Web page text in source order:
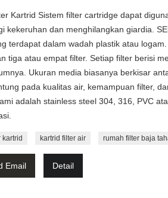
Kartrid Sistem filter cartridge dapat
kekeruhan dan menghilangkan giardia.
terdapat dalam wadah plastik atau
tiga atau empat filter. Setiap filter berisi
Ukuran media biasanya berkisar
pada kualitas air, kemampuan filter,
adalah stainless steel 304, 316, PVC
kartrid kartrid filter air rumah filter baja
Email Detail